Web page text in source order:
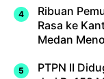
Ribuan
Rasa ke
Medan
PTPN II